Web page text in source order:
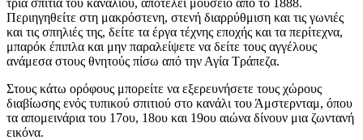
τρία σπίτια του καναλιού, αποτελεί μουσείο από το 1888.
Περιηγηθείτε στη μακρόστενη, στενή διαρρύθμιση και τις γωνιές
και τις σπηλιές της, δείτε τα έργα τέχνης εποχής και τα περίτεχνα,
μπαρόκ έπιπλα και μην παραλείψετε να δείτε τους αγγέλους
ανάμεσα στους θνητούς πίσω από την Αγία Τράπεζα.
Στους κάτω ορόφους μπορείτε να εξερευνήσετε τους χώρους
διαβίωσης ενός τυπικού σπιτιού στο κανάλι του Άμστερνταμ, όπου
τα απομεινάρια του 17ου, 18ου και 19ου αιώνα δίνουν μια ζωντανή
εικόνα.